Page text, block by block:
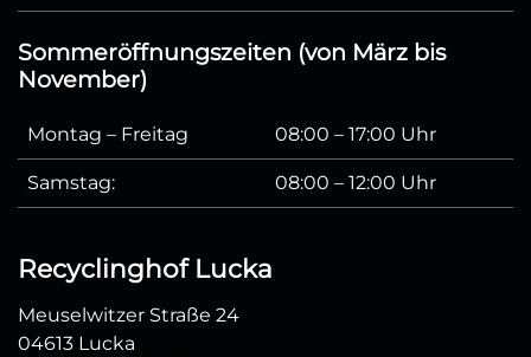
Sommeröffnungszeiten (von März bis
November)
Montag – Freitag 08:00 – 17:00 Uhr
Samstag: 08:00 – 12:00 Uhr
Recyclinghof Lucka
Meuselwitzer Straße 24
04613 Lucka